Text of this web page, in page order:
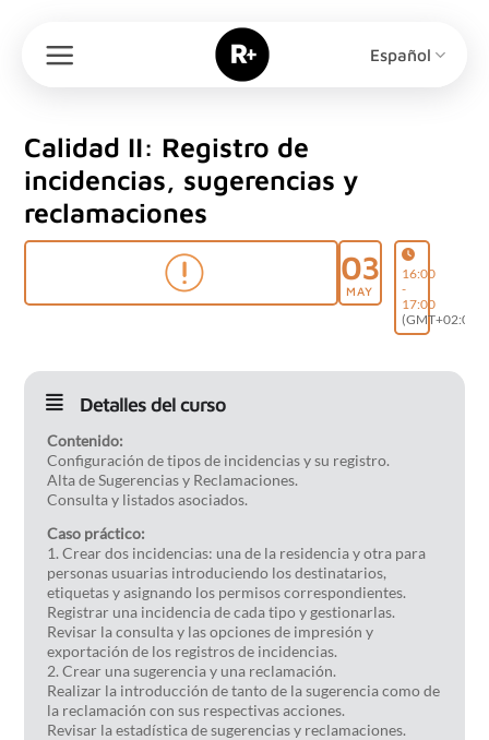
contenido
Español
Calidad II: Registro de
incidencias, sugerencias y
reclamaciones
03
MAY
16:00
-
17:00
(GMT+02:00)
Detalles del curso
Contenido:
Configuración de tipos de incidencias y su registro.
Alta de Sugerencias y Reclamaciones.
Consulta y listados asociados.
Caso práctico:
1. Crear dos incidencias: una de la residencia y otra para
personas usuarias introduciendo los destinatarios,
etiquetas y asignando los permisos correspondientes.
Registrar una incidencia de cada tipo y gestionarlas.
Revisar la consulta y las opciones de impresión y
exportación de los registros de incidencias.
2. Crear una sugerencia y una reclamación.
Realizar la introducción de tanto de la sugerencia como de
la reclamación con sus respectivas acciones.
Revisar la estadística de sugerencias y reclamaciones.